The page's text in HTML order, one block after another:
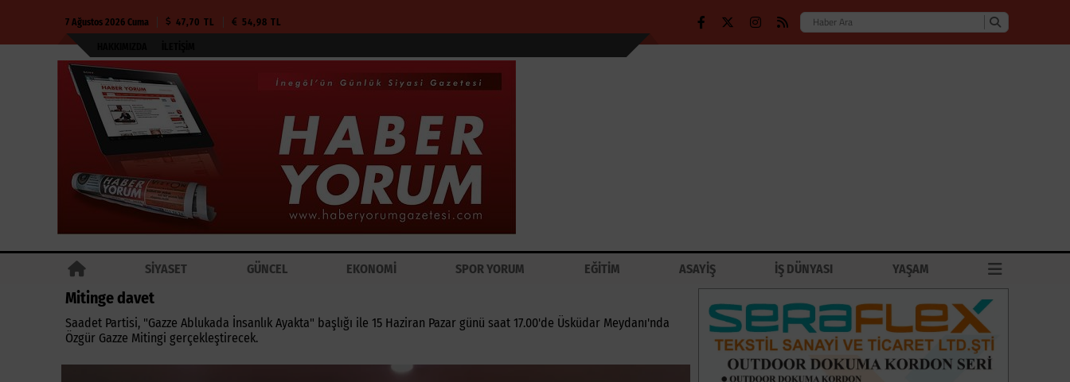
7 Ağustos 2026 Cuma 47,70 TL 54,98 TL
SİYASET GÜNCEL EKONOMİ SPOR YORUM EĞİTİM ASAYİŞ İŞ DÜNYASI YAŞAM
Mitinge davet
Saadet Partisi, "Gazze Ablukada İnsanlık Ayakta" başlığı ile 15 Haziran Pazar günü saat 17.00'de Üsküdar Meydanı'nda
Özgür Gazze Mitingi gerçekleştirecek.